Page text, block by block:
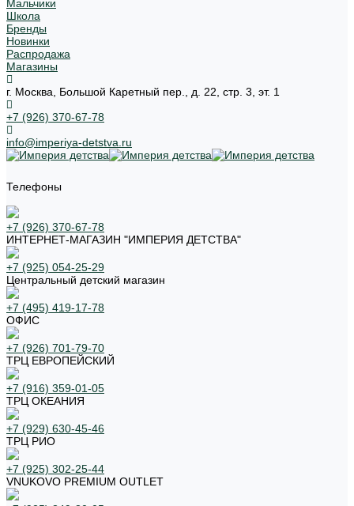
Мальчики
Школа
Бренды
Новинки
Распродажа
Магазины
г. Москва, Большой Каретный пер., д. 22, стр. 3, эт. 1
+7 (926) 370-67-78
info@imperiya-detstva.ru
Телефоны
+7 (926) 370-67-78
ИНТЕРНЕТ-МАГАЗИН "ИМПЕРИЯ ДЕТСТВА"
+7 (925) 054-25-29
Центральный детский магазин
+7 (495) 419-17-78
ОФИС
+7 (926) 701-79-70
ТРЦ ЕВРОПЕЙСКИЙ
+7 (916) 359-01-05
ТРЦ ОКЕАНИЯ
+7 (929) 630-45-46
ТРЦ РИО
+7 (925) 302-25-44
VNUKOVO PREMIUM OUTLET